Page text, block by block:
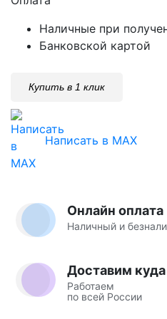
Наличные при
Банковской картой
Купить в 1 клик
Написать в MAX
Онлайн оплата
Наличный и
Доставим
Работаем
по всей России